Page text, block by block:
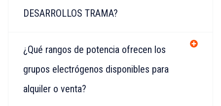
DESARROLLOS TRAMA?
¿Qué rangos de potencia ofrecen los
grupos electrógenos disponibles para
alquiler o venta?